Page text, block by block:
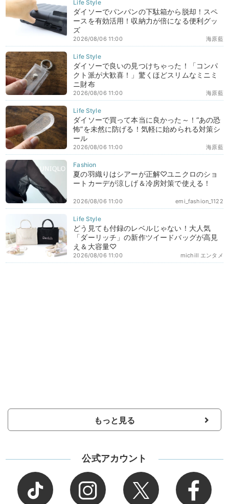
ダイソーでパンパンの下駄箱から脱却！スペ
ースを有効活用！収納力が倍になる便利グッ
ズ
海原藍
2026/08/06 11:00
ダイソーで良いの見つけちゃった！「コンパ
クト派が大歓喜！」驚くほどスリムなミニミ
ニ財布
海原藍
2026/08/06 11:00
ダイソーで買って本当に良かった～！“あの恐
怖”を未然に防げる！気軽に始められる対策シ
ール
海原藍
2026/08/06 11:00
夏の羽織りはシアーが正解♡ユニクロのショ
ートカーデが涼しげ＆冷房対策で使える！
emi_fashion_1122
2026/08/06 11:00
どう見ても付録のレベルじゃない！大人気
「ダーリッチ」の新作ツイードバッグが高見
え＆大容量♡
michill エンタメ
2026/08/06 11:00
もっと見る
公式アカウント